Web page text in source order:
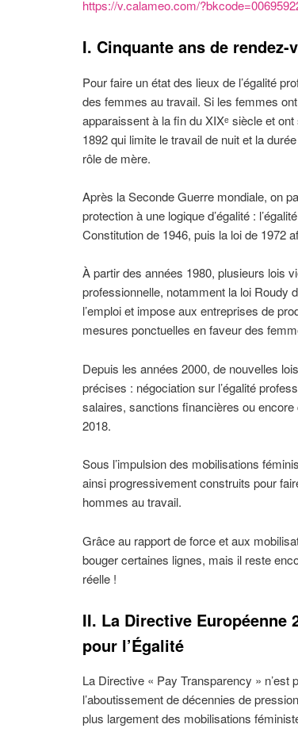
https://v.calameo.com/
I. Cinquante ans de rendez-
Pour faire un état des lieux de l’égalité
des femmes au travail. Si les femmes
apparaissent à la fin du XIXᵉ siècle et
1892 qui limite le travail de nuit et la
rôle de mère.
Après la Seconde Guerre mondiale, on
protection à une logique d’égalité :
Constitution de 1946, puis la loi de 1972
À partir des années 1980, plusieurs lois
professionnelle, notamment la loi Roudy
l’emploi et impose aux entreprises de
mesures ponctuelles en faveur des
Depuis les années 2000, de nouvelles
précises : négociation sur l’égalité
salaires, sanctions financières ou encore
2018.
Sous l’impulsion des mobilisations
ainsi progressivement construits pour
hommes au travail.
Grâce au rapport de force et aux
bouger certaines lignes, mais il reste
réelle !
II. La Directive Européenne
pour l’Égalité
La Directive « Pay Transparency » n’est
l’aboutissement de décennies de
plus largement des mobilisations